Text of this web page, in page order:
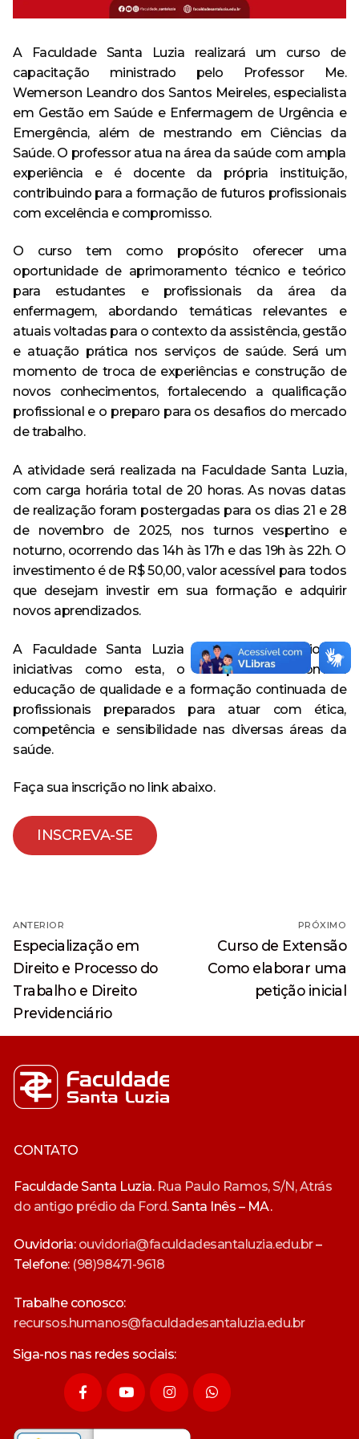
Política de Privacidade
Calendário Acadêmico
Acervo
Revistas e Periódicos
Estrutura física
Repositório Institucional
Serviços oferecidos
Outras ferramentas de pesquisa
Minha Biblioteca
Pesquisa
Revista Risa
CPA
Ouvidoria
Trabalhe Conosco
Acompanhamento dos Egressos
Escola Técnica
Anatomia Humana Online
Curso de Extensão
Egressos
Ensino
Evento
Extensão
Pesquisa
Tecnologia em Processos Gerenciais – Tecnólogo
A Faculdade Santa Luzia realizará um curso de
capacitação ministrado pelo Professor Me.
Wemerson Leandro dos Santos Meireles, especialista
em Gestão em Saúde e Enfermagem de Urgência e
Emergência, além de mestrando em Ciências da
Saúde. O professor atua na área da saúde com ampla
experiência e é docente da própria instituição,
contribuindo para a formação de futuros profissionais
com excelência e compromisso.
O curso tem como propósito oferecer uma
oportunidade de aprimoramento técnico e teórico
para estudantes e profissionais da área da
enfermagem, abordando temáticas relevantes e
atuais voltadas para o contexto da assistência, gestão
e atuação prática nos serviços de saúde. Será um
momento de troca de experiências e construção de
novos conhecimentos, fortalecendo a qualificação
profissional e o preparo para os desafios do mercado
de trabalho.
A atividade será realizada na Faculdade Santa Luzia,
com carga horária total de 20 horas. As novas datas
de realização foram postergadas para os dias 21 e 28
de novembro de 2025, nos turnos vespertino e
noturno, ocorrendo das 14h às 17h e das 19h às 22h. O
investimento é de R$ 50,00, valor acessível para todos
que desejam investir em sua formação e adquirir
novos aprendizados.
A Faculdade Santa Luzia reafirma, por meio de
iniciativas como esta, o compromisso com a
educação de qualidade e a formação continuada de
profissionais preparados para atuar com ética,
competência e sensibilidade nas diversas áreas da
saúde.
Faça sua inscrição no link abaixo.
INSCREVA-SE
Navegação
de
Post
ANTERIOR
Post
anterior:
Especialização em
Direito e Processo do
Trabalho e Direito
Previdenciário
PRÓXIMO
Próximo
post:
Curso de Extensão
Como elaborar uma
petição inicial
CONTATO
Faculdade Santa Luzia. Rua Paulo Ramos, S/N, Atrás
do antigo prédio da Ford.Santa Inês – MA.
Ouvidoria: ouvidoria@faculdadesantaluzia.edu.br–
Telefone: (98)98471-9618
Trabalhe conosco:
recursos.humanos@faculdadesantaluzia.edu.br
Siga-nos nas redes sociais: